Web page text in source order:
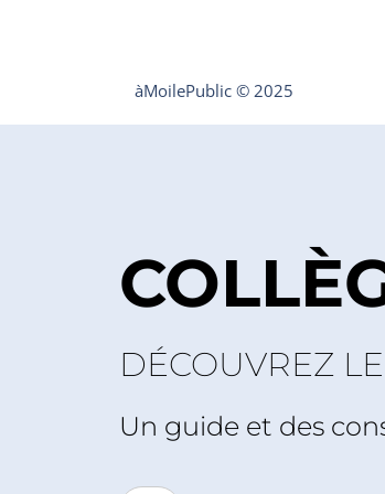
àMoilePublic © 2025
DÉCOUVREZ
Un guide et des